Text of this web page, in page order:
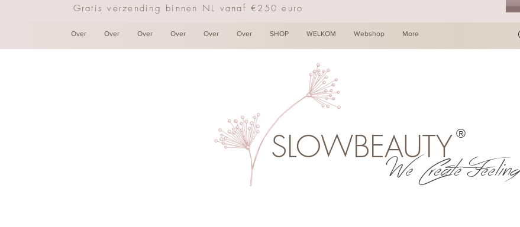
Gratis verzending binnen NL vanaf €250 euro
Over Over Over Over Over Over SHOP WELKOM Webshop More
SLOWBEAUTY ®
We Create Feeling